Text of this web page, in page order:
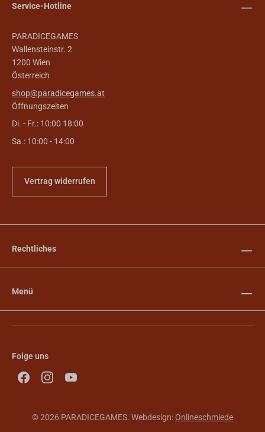
Service-Hotline
PARADICEGAMES
Wallensteinstr. 2
1200 Wien
Österreich
shop@paradicegames.at
Öffnungszeiten
Di. - Fr.: 10:00 18:00
Sa.: 10:00 - 14:00
Vertrag widerrufen
Rechtliches
Menü
Folge uns
© 2026 PARADICEGAMES. Webdesign:Onlineschmiede